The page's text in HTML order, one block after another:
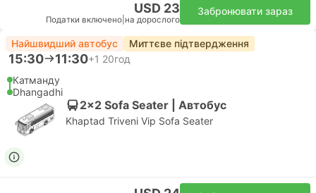
USD 23
Податки включено на дорослого
Забронювати зараз
Найшвидший автобус Миттєве підтвердження
15:30 11:30+1 20год
Катманду
Dhangadhi
2x2 Sofa Seater | Автобус
Khaptad Triveni Vip Sofa Seater